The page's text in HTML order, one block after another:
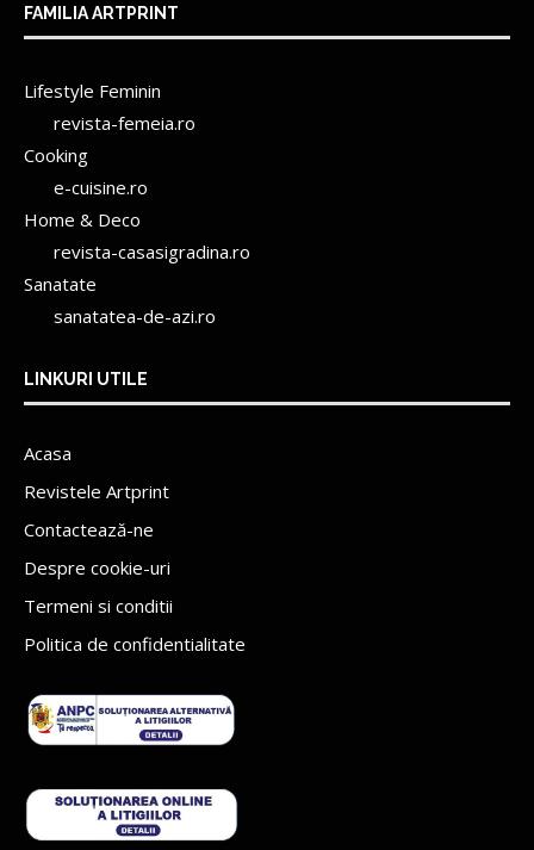
FAMILIA ARTPRINT
Lifestyle Feminin
revista-femeia.ro
Cooking
e-cuisine.ro
Home & Deco
revista-casasigradina.ro
Sanatate
sanatatea-de-azi.ro
LINKURI UTILE
Acasa
Revistele Artprint
Contactează-ne
Despre cookie-uri
Termeni si conditii
Politica de confidentialitate